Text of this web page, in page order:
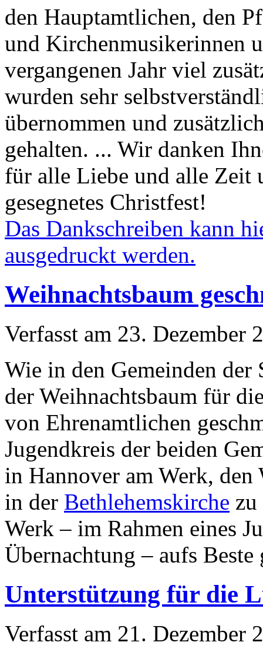
den Hauptamtlichen, den
und Kirchenmusikerinnen
vergangenen Jahr viel
wurden sehr
übernommen und
gehalten. ... Wir danken
für alle Liebe und alle Zeit
gesegnetes Christfest!
Das Dankschreiben kann
ausgedruckt werden.
Weihnachtsbaum
Verfasst am 23. Dezember
Wie in den Gemeinden
der Weihnachtsbaum für
von Ehrenamtlichen
Jugendkreis der beiden
in Hannover am Werk, den
in der Bethlehemskirche zu
Werk – im Rahmen eines
Übernachtung – aufs Beste
Unterstützung für die
Verfasst am 21. Dezember